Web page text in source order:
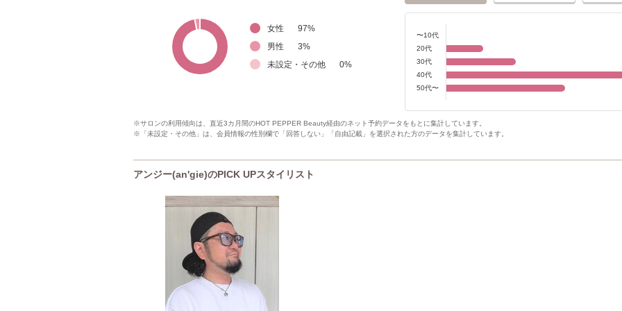
女性 97%
男性
3%
未設定・その他
0%
〜10代
20代
30代
40代
50代〜
※サロンの利用傾向は、直近3カ月間のHOT PEPPER Beauty経由のネット予約データをもとに集計しています。
※「未設定・その他」は、会員情報の性別欄で「回答しない」「自由記載」を選択された方のデータを集計しています。
アンジー(an'gie)のPICK UPスタイリスト